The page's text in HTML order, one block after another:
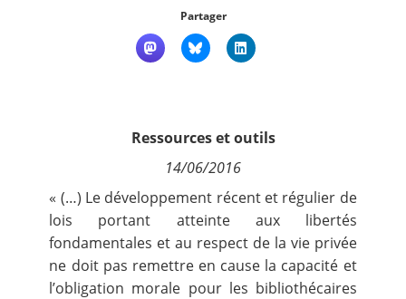
Qui sommes nous ?
Partager
Ressources et outils
14/06/2016
« (…) Le développement récent et régulier de
lois portant atteinte aux libertés
fondamentales et au respect de la vie privée
ne doit pas remettre en cause la capacité et
l’obligation morale pour les bibliothécaires